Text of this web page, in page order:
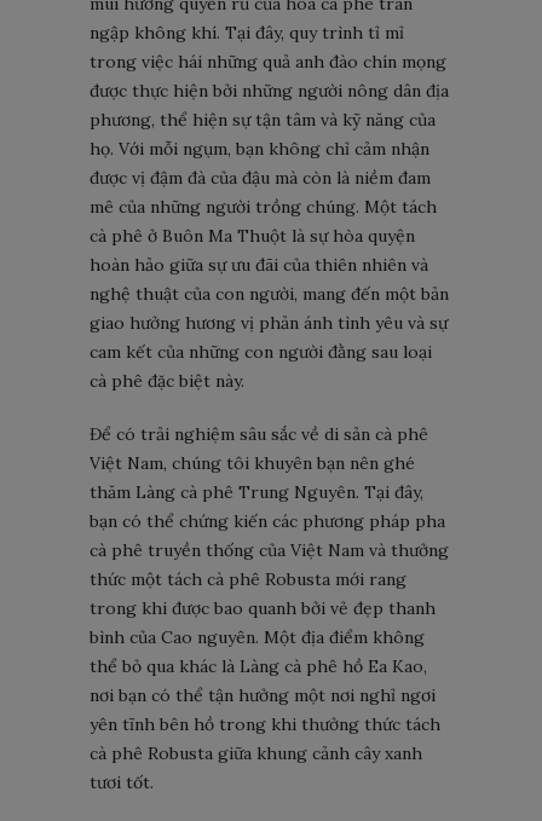
ngập không khí. Tại đây, quy trình tỉ mỉ
trong việc hái những quả anh đào chín mọng
được thực hiện bởi những người nông dân địa
phương, thể hiện sự tận tâm và kỹ năng của
họ. Với mỗi ngụm, bạn không chỉ cảm nhận
được vị đậm đà của đậu mà còn là niềm đam
mê của những người trồng chúng. Một tách
cà phê ở Buôn Ma Thuột là sự hòa quyện
hoàn hảo giữa sự ưu đãi của thiên nhiên và
nghệ thuật của con người, mang đến một bản
giao hưởng hương vị phản ánh tình yêu và sự
cam kết của những con người đằng sau loại
cà phê đặc biệt này.
Để có trải nghiệm sâu sắc về di sản cà phê
Việt Nam, chúng tôi khuyên bạn nên ghé
thăm Làng cà phê Trung Nguyên. Tại đây,
bạn có thể chứng kiến ​​các phương pháp pha
cà phê truyền thống của Việt Nam và thưởng
thức một tách cà phê Robusta mới rang
trong khi được bao quanh bởi vẻ đẹp thanh
bình của Cao nguyên. Một địa điểm không
thể bỏ qua khác là Làng cà phê hồ Ea Kao,
nơi bạn có thể tận hưởng một nơi nghỉ ngơi
yên tĩnh bên hồ trong khi thưởng thức tách
cà phê Robusta giữa khung cảnh cây xanh
tươi tốt.